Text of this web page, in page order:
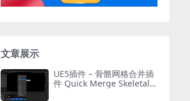
文章展示
UE5插件 – 骨骼网格合并插
件 Quick Merge Skeletal